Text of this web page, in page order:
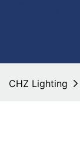
CHZ Lighting